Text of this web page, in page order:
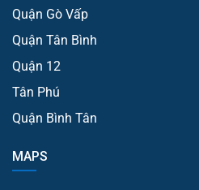
Quận Gò Vấp
Quận Tân Bình
Quận 12
Tân Phú
Quận Bình Tân
MAPS